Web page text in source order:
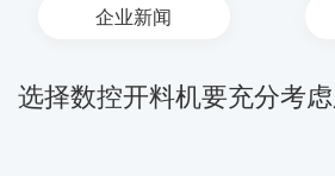
企业新闻
选择数控开料机要充分考